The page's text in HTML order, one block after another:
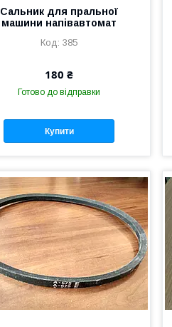
Сальник для пральної
машини напівавтомат
385
180 ₴
Готово до відправки
Купити